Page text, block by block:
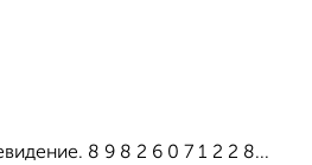
8 9 8 2 6 0 7 1 2 2 8...